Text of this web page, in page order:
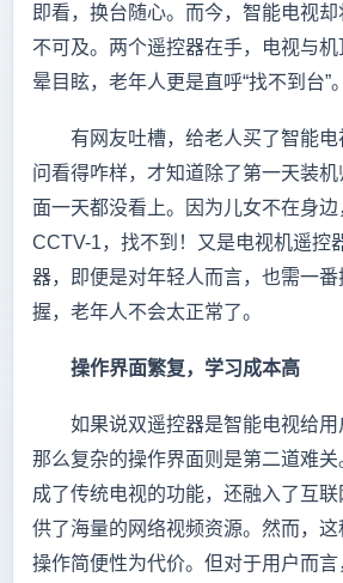
即看，换台随心。而今，智能电视
不可及。两个遥控器在手，电视与
晕目眩，老年人更是直呼“找不到台”。
有网友吐槽，给老人买了智能电
问看得咋样，才知道除了第一天装
面一天都没看上。因为儿女不在身
CCTV-1，找不到！又是电视机遥控
器，即便是对年轻人而言，也需一
握，老年人不会太正常了。
操作界面繁复，学习成本高
如果说双遥控器是智能电视给用
那么复杂的操作界面则是第二道难
成了传统电视的功能，还融入了互
供了海量的网络视频资源。然而，
操作简便性为代价。但对于用户而